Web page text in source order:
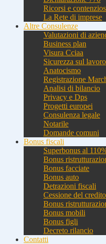
Ricorsi e
La Rete di imprese
Altre Consulenze
Valutazioni di
Business plan
Visura Cciaa
Sicurezza sul lavoro
Anatocismo
Registrazione
Analisi di bilancio
Privacy e Dps
Progetti europei
Consulenza legale
Notarile
Domande comuni
Bonus fiscali
Superbonus al
Bonus
Bonus facciate
Bonus auto
Detrazioni fiscali
Cessione del credito
Bonus
Bonus mobili
Bonus figli
Decreto rilancio
Contatti